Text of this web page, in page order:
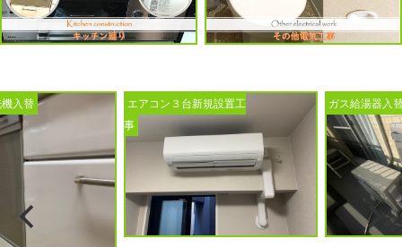
エアコン３台新規設置工
ガス給湯器入替工事